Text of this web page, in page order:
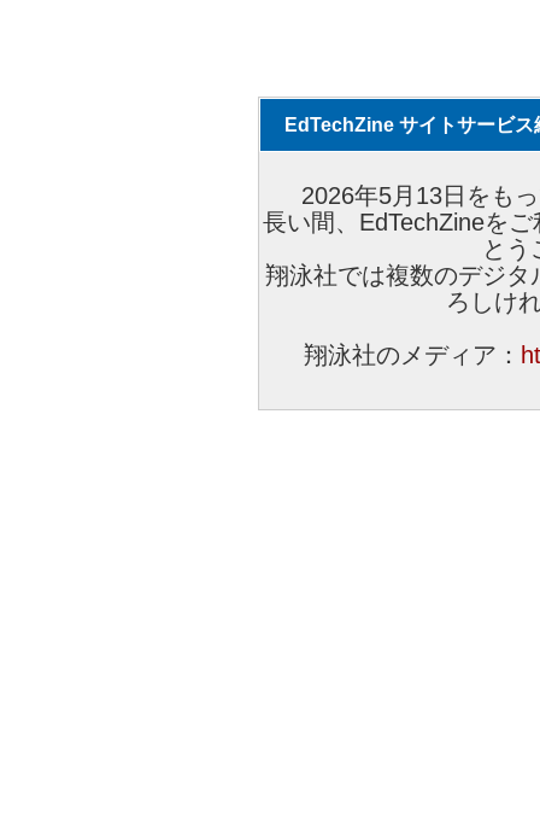
EdTechZine サイトサービス
2026年5月13日をも
長い間、EdTechZineを
とう
翔泳社では複数のデジ
ろしけ
翔泳社のメディア：